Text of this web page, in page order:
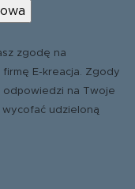
zgodę na
E-kreacja. Zgody
odpowiedzi na Twoje
wycofać udzieloną